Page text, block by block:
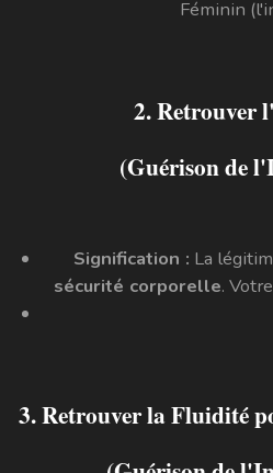
Féminin
2. Retrouver
(Guérison de
Signification : La
sécurité corporelle.
3. Retrouver la Fluidité